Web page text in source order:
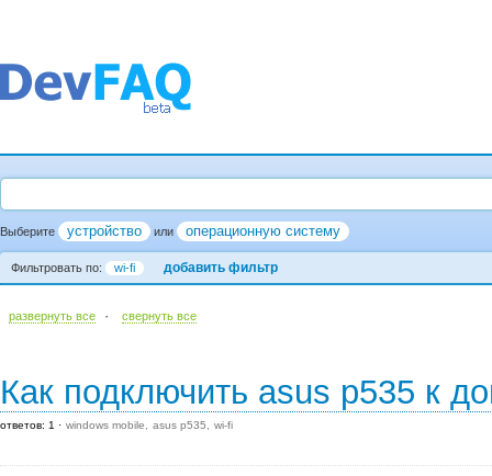
Выберите устройство или операционную систему
Фильтровать по: wi-fi добавить фильтр
развернуть все · cвернуть все
Как подключить asus p535 к
ответов: 1 windows mobile asus p535 wi-fi